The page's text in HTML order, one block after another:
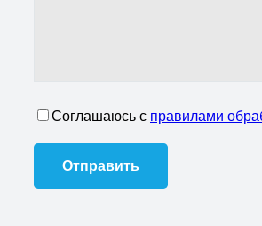
Соглашаюсь с правилами